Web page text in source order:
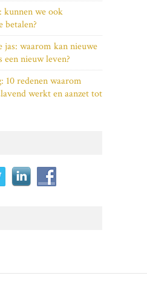
kunnen we ook
betalen?
jas: waarom kan nieuwe
een nieuw leven?
10 redenen waarom
werkt en aanzet tot